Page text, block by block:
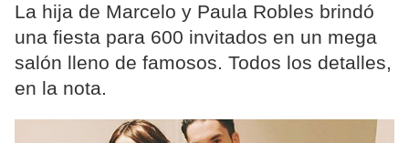
La hija de Marcelo y Paula Robles brindó
una fiesta para 600 invitados en un mega
salón lleno de famosos. Todos los detalles,
en la nota.